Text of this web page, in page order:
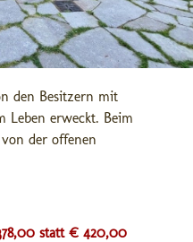
den Besitzern mit
Leben erweckt. Beim
der offenen
statt € 420,00